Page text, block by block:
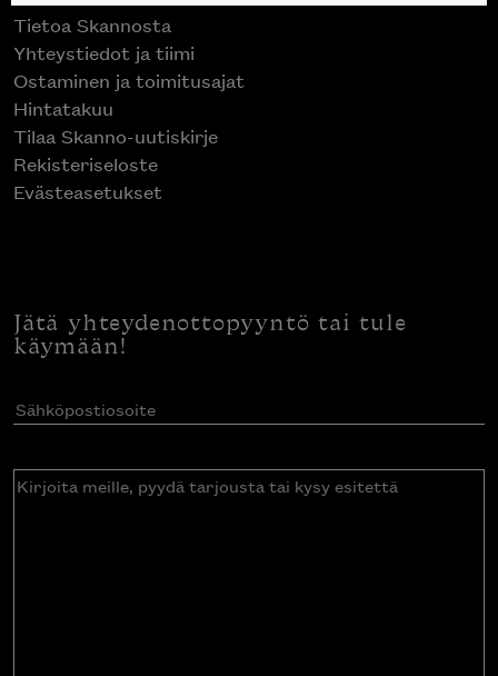
Tietoa Skannosta
Yhteystiedot ja tiimi
Ostaminen ja toimitusajat
Hintatakuu
Tilaa Skanno-uutiskirje
Rekisteriseloste
Evästeasetukset
Jätä yhteydenottopyyntö tai tule
käymään!
Sähköpostiosoite(Pakollinen)
Kirjoita